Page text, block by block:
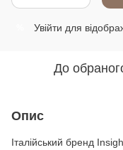
Увійти для
До
Опис
Італійський бренд